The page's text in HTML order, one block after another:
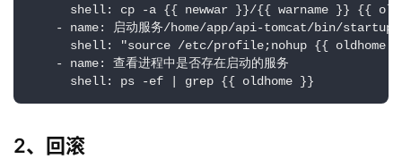
shell: cp -a {{ newwar }}/{{ warname }} {{
- name: 启动服务/home/app/api-tomcat/bin/
shell: "source /etc/profile;nohup {{ oldhome
- name: 查看进程中是否存在启动的服务
shell: ps -ef | grep {{ oldhome }}
2、回滚